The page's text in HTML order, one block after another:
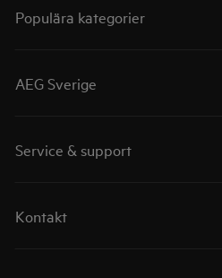
Populära kategorier
AEG Sverige
Service & support
Kontakt